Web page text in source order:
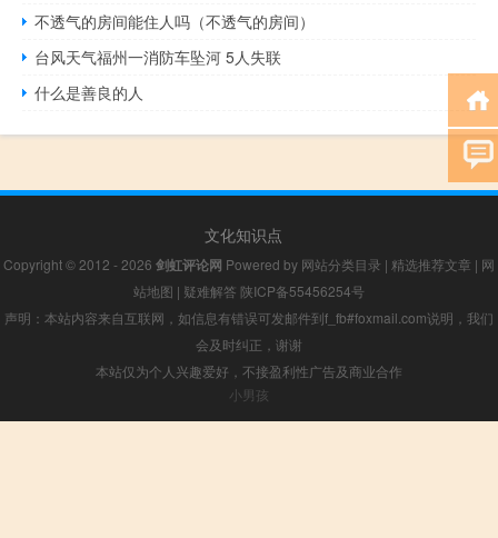
不透气的房间能住人吗（不透气的房间）
台风天气福州一消防车坠河 5人失联
什么是善良的人
文化知识点
Copyright © 2012 - 2026 剑虹评论网 Powered by 网站分类目录 | 精选推荐文章 | 网
站地图 | 疑难解答 陕ICP备55456254号
声明：本站内容来自互联网，如信息有错误可发邮件到f_fb#foxmail.com说明，我们
会及时纠正，谢谢
本站仅为个人兴趣爱好，不接盈利性广告及商业合作
小男孩